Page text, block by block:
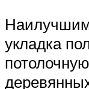
укладка